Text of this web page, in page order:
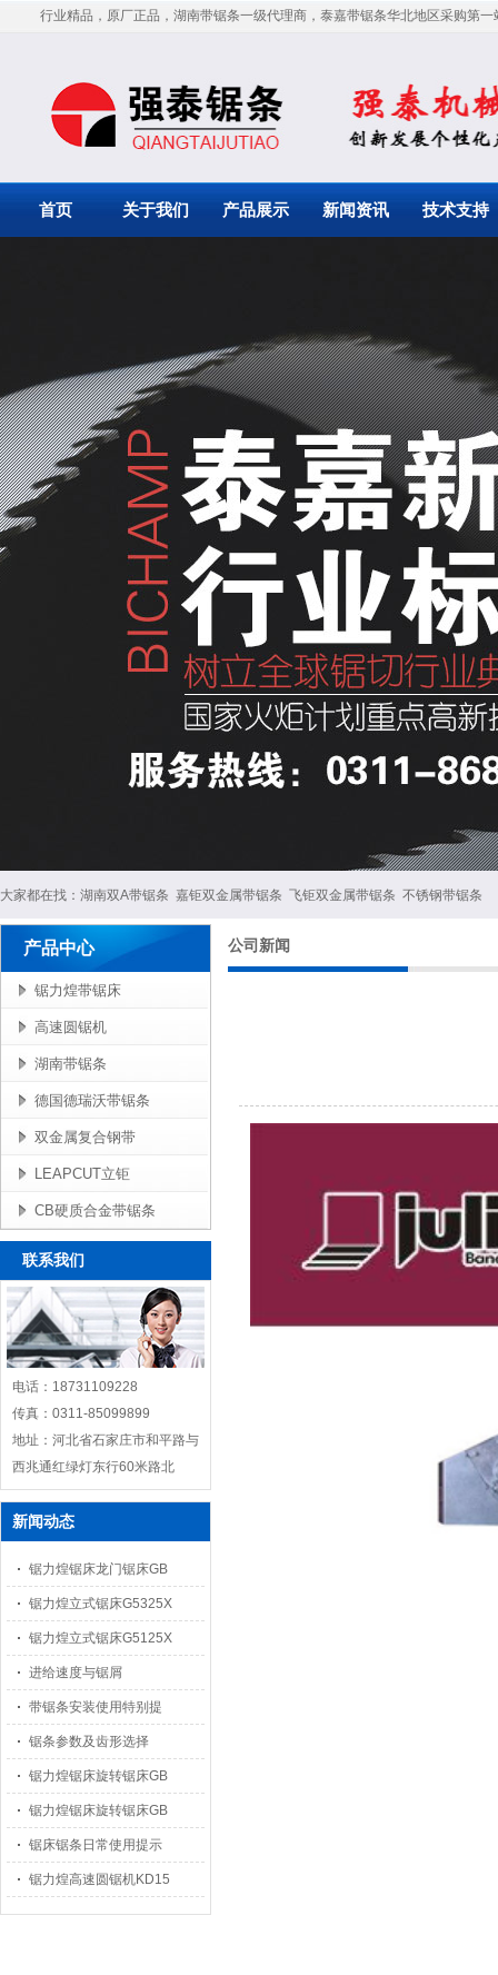
行业精品，原厂正品，湖南带锯条一级代理商，泰嘉带锯条华北地区采购第一
首页 关于我们 产品展示 新闻资讯 技术支持
大家都在找： 湖南双A带锯条 嘉钜双金属带锯条 飞钜双金属带锯条 不锈钢带锯条
产品中心
锯力煌带锯床
高速圆锯机
湖南带锯条
德国德瑞沃带锯条
双金属复合钢带
LEAPCUT立钜
CB硬质合金带锯条
联系我们
电话：18731109228
传真：0311-85099899
地址：河北省石家庄市和平路与
西兆通红绿灯东行60米路北
新闻动态
锯力煌锯床龙门锯床GB
锯力煌立式锯床G5325X
锯力煌立式锯床G5125X
进给速度与锯屑
带锯条安装使用特别提
锯条参数及齿形选择
锯力煌锯床旋转锯床GB
锯力煌锯床旋转锯床GB
锯床锯条日常使用提示
锯力煌高速圆锯机KD15
公司新闻